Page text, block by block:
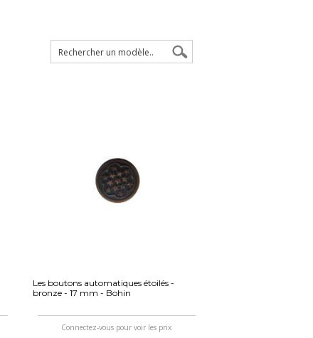
Les boutons automatiques étoilés -
bronze - 17 mm - Bohin
Connectez-vous pour voir les prix